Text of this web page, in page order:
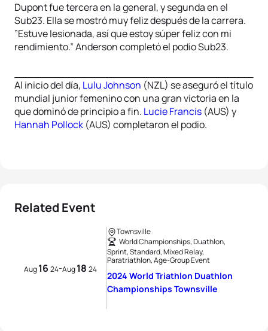
Dupont fue tercera en la general, y segunda en el
Sub23. Ella se mostró muy feliz después de la carrera.
”Estuve lesionada, así que estoy súper feliz con mi
rendimiento.” Anderson completó el podio Sub23.
Al inicio del día, Lulu Johnson (NZL) se aseguró el título
mundial junior femenino con una gran victoria en la
que dominó de principio a fin. Lucie Francis (AUS) y
Hannah Pollock (AUS) completaron el podio.
Related Event
Aug16 24-Aug18 24
Townsville
World Championships, Duathlon,
Sprint, Standard, Mixed Relay,
Paratriathlon, Age-Group Event
2024 World Triathlon Duathlon
Championships Townsville